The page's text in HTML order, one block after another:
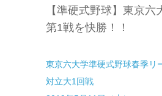
【準硬式野球】東京
第1戦を快勝！！
東京六大学準硬式野球春季リ
対立大1回戦